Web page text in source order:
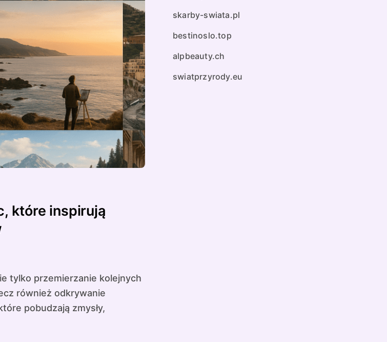
które inspirują
również odkrywanie
pobudzają zmysły,
skarby-swiata.pl
bestinoslo.top
alpbeauty.ch
swiatprzyrody.eu